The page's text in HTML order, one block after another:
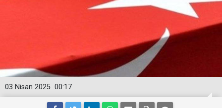
00:17
03 Nisan 2025